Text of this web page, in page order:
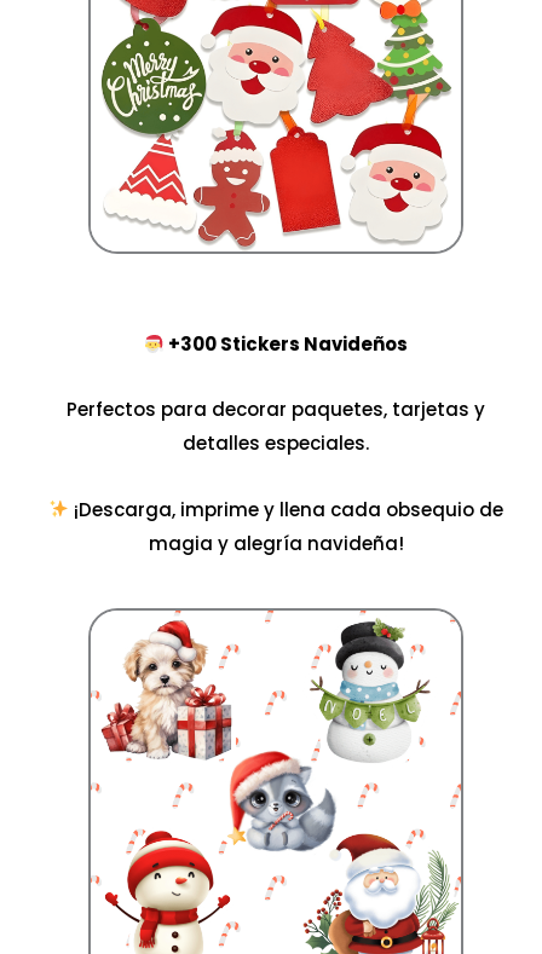
+300 Stickers Navideños
Perfectos para decorar paquetes, tarjetas y
detalles especiales.
¡Descarga, imprime y llena cada obsequio de
magia y alegría navideña!